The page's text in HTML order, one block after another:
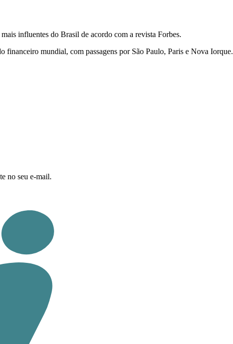
influentes do Brasil de acordo com a revista Forbes.
financeiro mundial, com passagens por São Paulo, Paris e Nova Iorque.
no seu e-mail.